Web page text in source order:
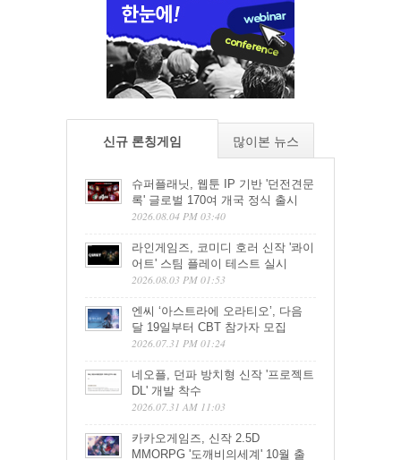
신규 론칭게임 많이본 뉴스
슈퍼플래닛, 웹툰 IP 기반 '던전견문
록' 글로벌 170여 개국 정식 출시
2026.08.04 PM 03:40
라인게임즈, 코미디 호러 신작 '콰이
어트' 스팀 플레이 테스트 실시
2026.08.03 PM 01:53
엔씨 ‘아스트라에 오라티오’, 다음
달 19일부터 CBT 참가자 모집
2026.07.31 PM 01:24
네오플, 던파 방치형 신작 '프로젝트
DL' 개발 착수
2026.07.31 AM 11:03
카카오게임즈, 신작 2.5D
MMORPG '도깨비의세계' 10월 출